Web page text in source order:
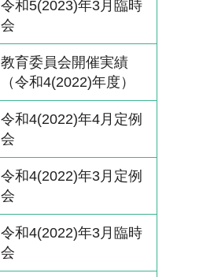
令和5(2023)年3月臨時
会
教育委員会開催実績
（令和4(2022)年度）
令和4(2022)年4月定例
会
令和4(2022)年3月定例
会
令和4(2022)年3月臨時
会